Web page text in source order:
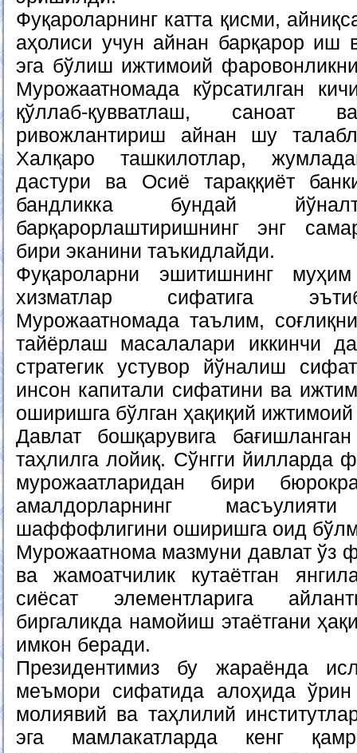
Фуқароларнинг катта қисми,
аҳолиси учун айнан барқарор иш
эга бўлиш ижтимоий
Мурожаатномада кўрсатилган
қўллаб-қувватлаш, саноат
ривожлантириш айнан шу
Халқаро ташкилотлар,
дастури ва Осиё тараққиёт
бандликка бундай
барқарорлаштиришнинг энг
бири эканини таъкидлайди.
Фуқароларни эшитишнинг
хизматлар сифатига
Мурожаатномада таълим,
тайёрлаш масалалари иккинчи
стратегик устувор йўналиш
инсон капитали сифатини ва
оширишга бўлган ҳақиқий
Давлат бошқарувига
таҳлилга лойиқ. Сўнгги йилларда
мурожаатларидан бири
амалдорларнинг
шаффофлигини оширишга оид
Мурожаатнома мазмуни давлат ўз
ва жамоатчилик кутаётган
сиёсат элементларига
биргаликда намойиш этаётгани
имкон беради.
Президентимиз бу жараёнда
меъмори сифатида алоҳида ўрин
молиявий ва таҳлилий
эга мамлакатларда кенг